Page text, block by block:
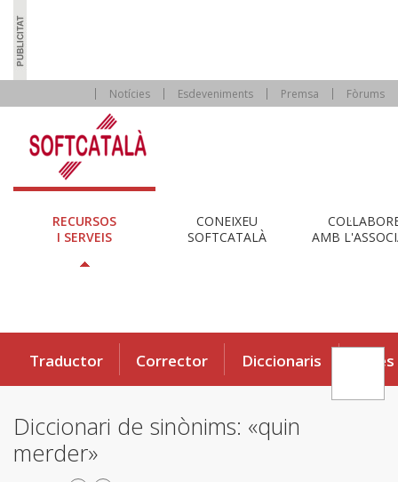
Notícies Esdeveniments Premsa Fòrums
RECURSOS
I SERVEIS
CONEIXEU
SOFTCATALÀ
AMB
Traductor Corrector Diccionaris Eines
Diccionari de sinònims: «quin
merder»